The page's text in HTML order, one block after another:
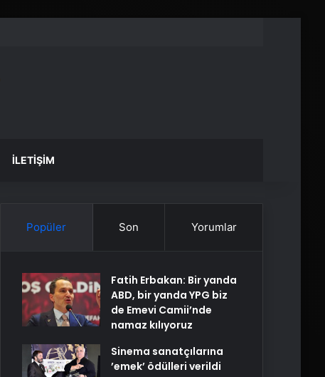
İLETIŞIM
Popüler Son Yorumlar
Fatih Erbakan: Bir yanda
ABD, bir yanda YPG biz
de Emevi Camii’nde
namaz kılıyoruz
Sinema sanatçılarına
’emek’ ödülleri verildi